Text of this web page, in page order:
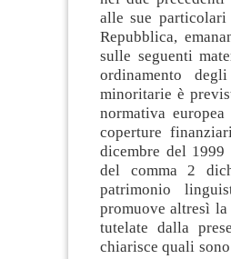
alle sue
Repubblica,
sulle seguenti
ordinamento
minoritarie è
normativa
coperture
dicembre del
del comma 2
patrimonio
promuove altresì
tutelate dalla
chiarisce quali